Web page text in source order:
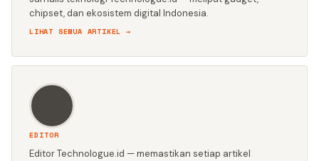
chipset, dan ekosistem digital Indonesia.
LIHAT SEMUA ARTIKEL →
EDITOR
Editor Technologue.id — memastikan setiap artikel